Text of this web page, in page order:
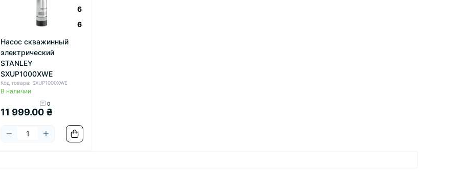
6
6
Насос скважинный
электрический
STANLEY
SXUP1000XWE
Код товара: SXUP1000XWE
В наличии
0
11 999.00 ₴